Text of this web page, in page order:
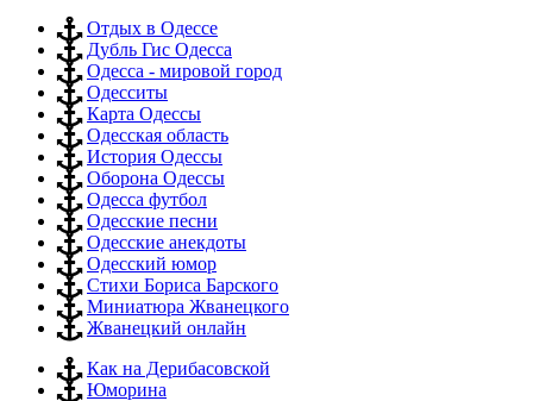
Отдых в Одессе
Дубль Гис Одесса
Одесса - мировой город
Одесситы
Карта Одессы
Одесская область
История Одессы
Оборона Одессы
Одесса футбол
Одесские песни
Одесские анекдоты
Одесский юмор
Стихи Бориса Барского
Миниатюра Жванецкого
Жванецкий онлайн
Как на Дерибасовской
Юморина